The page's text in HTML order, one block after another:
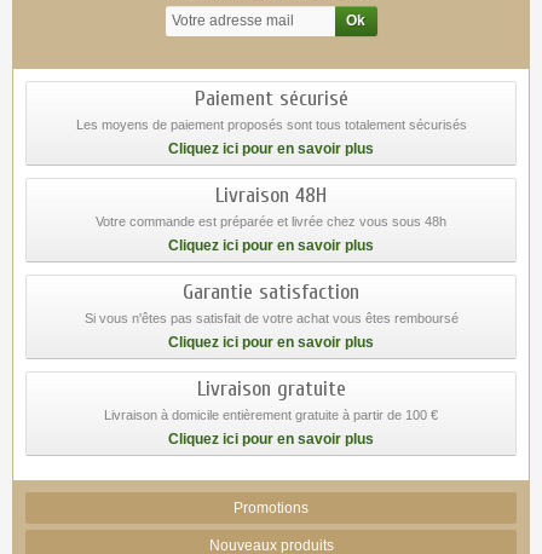
Paiement sécurisé
Les moyens de paiement proposés sont tous totalement sécurisés
Cliquez ici pour en savoir plus
Livraison 48H
Votre commande est préparée et livrée chez vous sous 48h
Cliquez ici pour en savoir plus
Garantie satisfaction
Si vous n'êtes pas satisfait de votre achat vous êtes remboursé
Cliquez ici pour en savoir plus
Livraison gratuite
Livraison à domicile entièrement gratuite à partir de 100 €
Cliquez ici pour en savoir plus
Promotions
Nouveaux produits